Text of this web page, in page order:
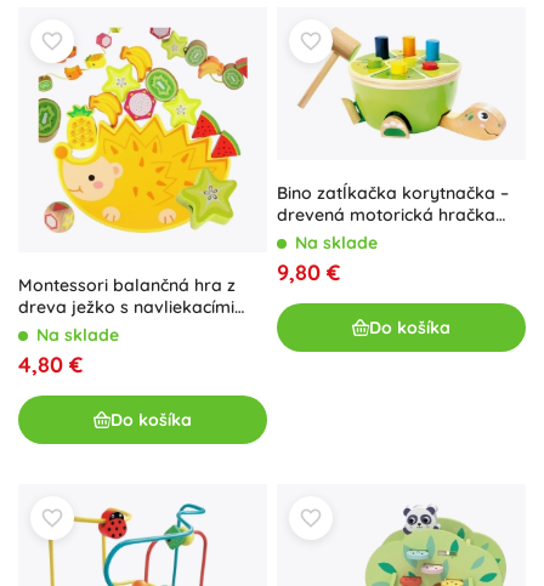
Montessori balančná hra z
dreva ježko s navliekacími
ovocnými kockami
Na sklade
4,80 €
Do košíka
Bino zatĺkačka korytnačka –
drevená motorická hračka
pre deti
Na sklade
9,80 €
Do košíka